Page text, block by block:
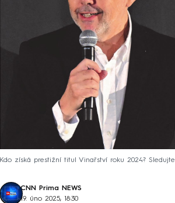
Kdo získá prestižní titul Vinařství roku 2024?
CNN Prima NEWS
19. úno 2025, 18:30